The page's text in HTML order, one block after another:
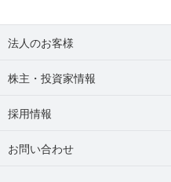
法人のお客様
株主・投資家情報
お問い合わせ
採用情報